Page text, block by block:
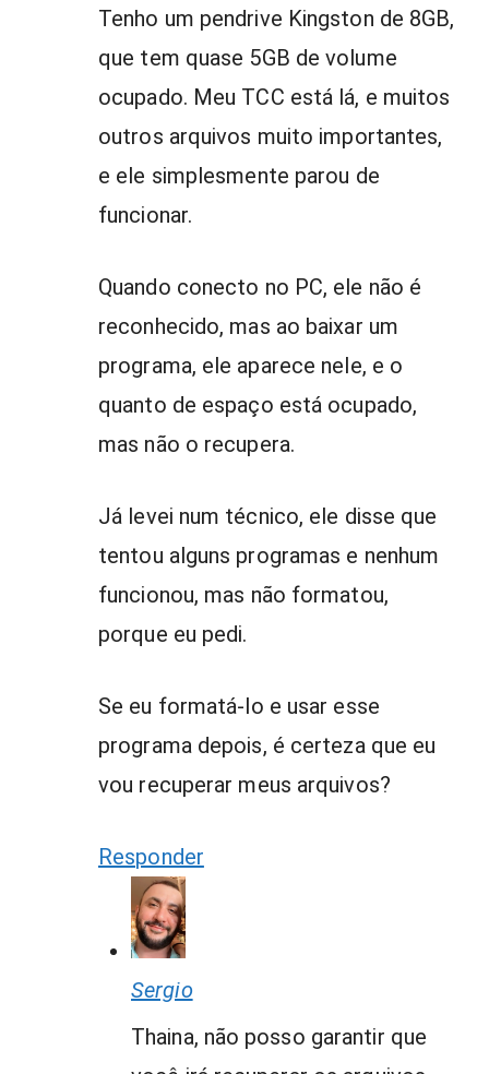
Tenho um pendrive Kingston de 8GB,
que tem quase 5GB de volume
ocupado. Meu TCC está lá, e muitos
outros arquivos muito importantes,
e ele simplesmente parou de
funcionar.
Quando conecto no PC, ele não é
reconhecido, mas ao baixar um
programa, ele aparece nele, e o
quanto de espaço está ocupado,
mas não o recupera.
Já levei num técnico, ele disse que
tentou alguns programas e nenhum
funcionou, mas não formatou,
porque eu pedi.
Se eu formatá-lo e usar esse
programa depois, é certeza que eu
vou recuperar meus arquivos?
Responder
Sergio
Thaina, não posso garantir que